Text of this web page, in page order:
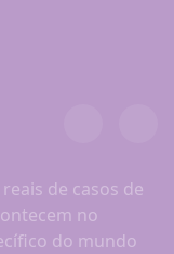
de casos de
no
do mundo